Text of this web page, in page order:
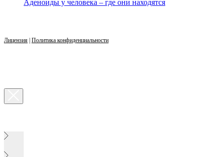
Аденоиды у человека – где они находятся
Лицензия Политика конфиденциальности